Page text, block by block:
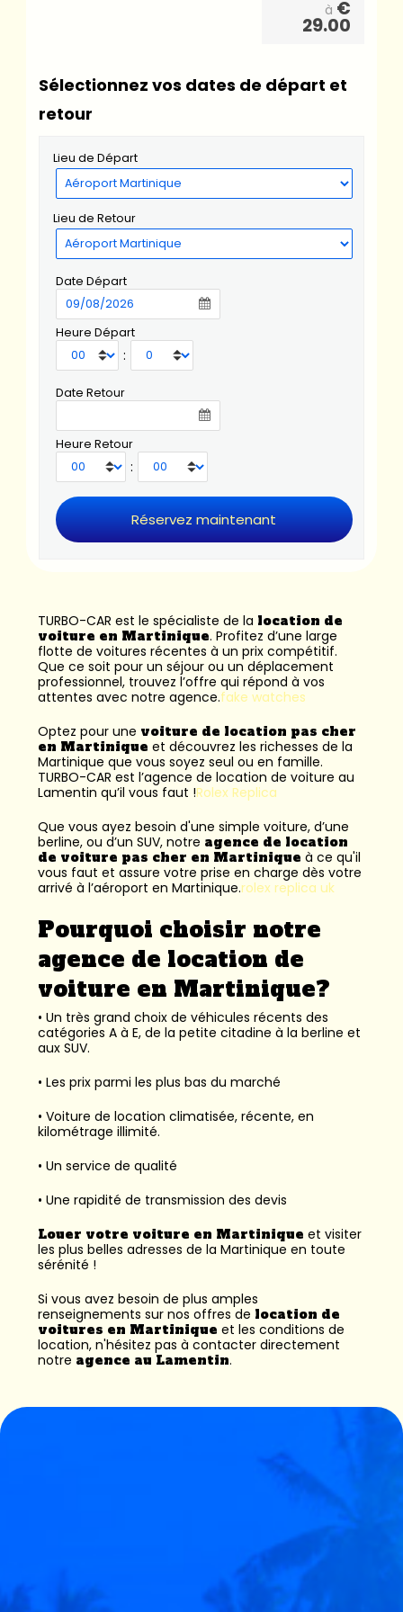
à €
29.00
Sélectionnez vos dates de départ et
retour
Lieu de Départ
Lieu de Retour
Date Départ
Heure Départ
:
Date Retour
Heure Retour
:
TURBO-CAR est le spécialiste de la location de
voiture en Martinique. Profitez d’une large
flotte de voitures récentes à un prix compétitif.
Que ce soit pour un séjour ou un déplacement
professionnel, trouvez l’offre qui répond à vos
attentes avec notre agence.fake watches
Optez pour une voiture de location pas cher
en Martinique et découvrez les richesses de la
Martinique que vous soyez seul ou en famille.
TURBO-CAR est l’agence de location de voiture au
Lamentin qu’il vous faut !Rolex Replica
Que vous ayez besoin d'une simple voiture, d’une
berline, ou d’un SUV, notre agence de location
de voiture pas cher en Martinique à ce qu'il
vous faut et assure votre prise en charge dès votre
arrivé à l’aéroport en Martinique.rolex replica uk
Pourquoi choisir notre
agence de location de
voiture en Martinique?
• Un très grand choix de véhicules récents des
catégories A à E, de la petite citadine à la berline et
aux SUV.
• Les prix parmi les plus bas du marché
• Voiture de location climatisée, récente, en
kilométrage illimité.
• Un service de qualité
• Une rapidité de transmission des devis
Louer votre voiture en Martinique et visiter
les plus belles adresses de la Martinique en toute
sérénité !
Si vous avez besoin de plus amples
renseignements sur nos offres de location de
voitures en Martinique et les conditions de
location, n'hésitez pas à contacter directement
notre agence au Lamentin.